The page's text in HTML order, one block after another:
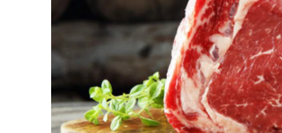
DIRECTORIO
MEDIA KIT
SERVICIOS